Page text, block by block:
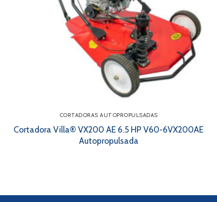
CORTADORAS AUTOPROPULSADAS
Cortadora Villa® VX200 AE 6.5 HP V60-6VX200AE
Autopropulsada